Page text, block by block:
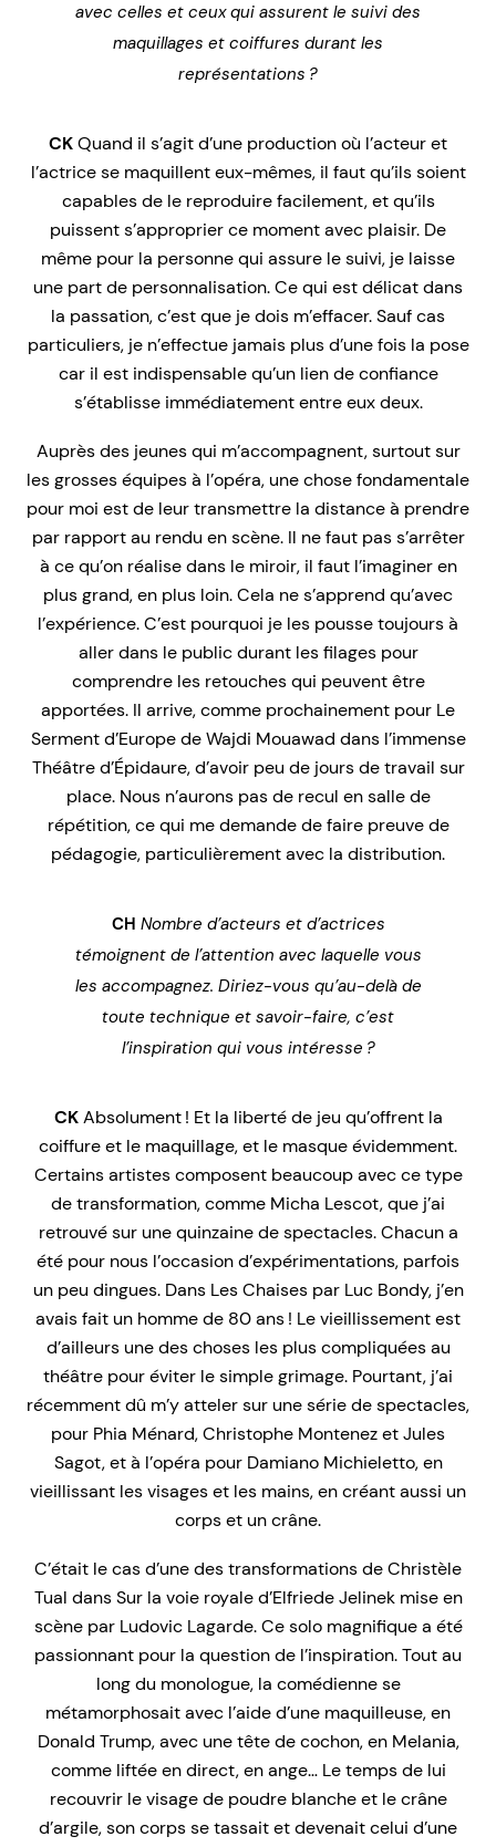
avec celles et ceux qui assurent le suivi des
maquillages et coiffures durant les
représentations ?
CKQuand il s’agit d’une production où l’acteur et
l’actrice se maquillent eux-mêmes, il faut qu’ils soient
capables de le reproduire facilement, et qu’ils
puissent s’approprier ce moment avec plaisir. De
même pour la personne qui assure le suivi, je laisse
une part de personnalisation. Ce qui est délicat dans
la passation, c’est que je dois m’effacer. Sauf cas
particuliers, je n’effectue jamais plus d’une fois la pose
car il est indispensable qu’un lien de confiance
s’établisse immédiatement entre eux deux.
Auprès des jeunes qui m’accompagnent, surtout sur
les grosses équipes à l’opéra, une chose fondamentale
pour moi est de leur transmettre la distance à prendre
par rapport au rendu en scène. Il ne faut pas s’arrêter
à ce qu’on réalise dans le miroir, il faut l’imaginer en
plus grand, en plus loin. Cela ne s’apprend qu’avec
l’expérience. C’est pourquoi je les pousse toujours à
aller dans le public durant les filages pour
comprendre les retouches qui peuvent être
apportées. Il arrive, comme prochainement pour Le
Serment d’Europede Wajdi Mouawad dans l’immense
Théâtre d’Épidaure, d’avoir peu de jours de travail sur
place. Nous n’aurons pas de recul en salle de
répétition, ce qui me demande de faire preuve de
pédagogie, particulièrement avec la distribution.
CH Nombre d’acteurs et d’actrices
témoignent de l’attention avec laquelle vous
les accompagnez. Diriez-vous qu’au-delà de
toute technique et savoir-faire, c’est
l’inspiration qui vous intéresse ?
CKAbsolument ! Et la liberté de jeu qu’offrent la
coiffure et le maquillage, et le masque évidemment.
Certains artistes composent beaucoup avec ce type
de transformation, comme Micha Lescot, que j’ai
retrouvé sur une quinzaine de spectacles. Chacun a
été pour nous l’occasion d’expérimentations, parfois
un peu dingues. Dans Les Chaisespar Luc Bondy, j’en
avais fait un homme de 80 ans ! Le vieillissement est
d’ailleurs une des choses les plus compliquées au
théâtre pour éviter le simple grimage. Pourtant, j’ai
récemment dû m’y atteler sur une série de spectacles,
pour Phia Ménard, Christophe Montenez et Jules
Sagot, et à l’opéra pour Damiano Michieletto, en
vieillissant les visages et les mains, en créant aussi un
corps et un crâne.
C’était le cas d’une des transformations de Christèle
Tual dansSur la voie royaled’Elfriede Jelinek mise en
scène par Ludovic Lagarde. Ce solo magnifique a été
passionnant pour la question de l’inspiration. Tout au
long du monologue, la comédienne se
métamorphosait avec l’aide d’une maquilleuse, en
Donald Trump, avec une tête de cochon, en Melania,
comme liftée en direct, en ange… Le temps de lui
recouvrir le visage de poudre blanche et le crâne
d’argile, son corps se tassait et devenait celui d’une